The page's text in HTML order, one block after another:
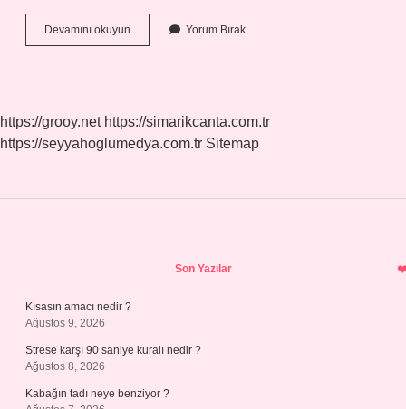
Devamını okuyun
Dönüşüm
Nelerdir
Yorum Bırak
https://grooy.net https://simarikcanta.com.tr
https://seyyahoglumedya.com.tr Sitemap
Son Yazılar
Kısasın amacı nedir ?
Ağustos 9, 2026
Strese karşı 90 saniye kuralı nedir ?
Ağustos 8, 2026
Kabağın tadı neye benziyor ?